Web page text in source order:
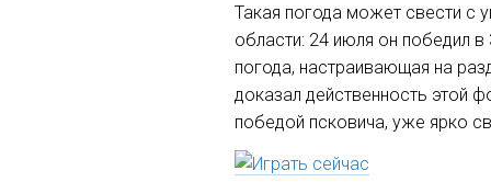
Такая погода может свести с
области: 24 июля он победил
погода, настраивающая на
доказал действенность этой
победой псковича, уже ярко